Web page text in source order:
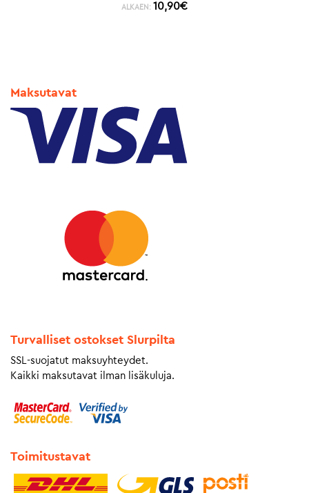
ALKAEN: 10,90€
Maksutavat
Turvalliset ostokset Slurpilta
SSL-suojatut maksuyhteydet.
Kaikki maksutavat ilman lisäkuluja.
Toimitustavat